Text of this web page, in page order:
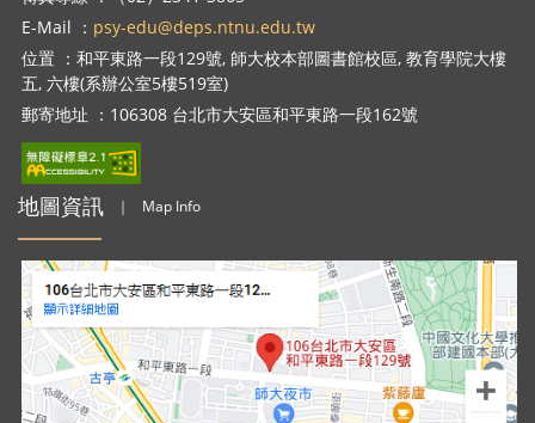
E-Mail ： psy-edu@deps.ntnu.edu.tw
位置 ：和平東路一段129號, 師大校本部圖書館校區, 教育學院大樓
五, 六樓(系辦公室5樓519室)
郵寄地址 ：106308 台北市大安區和平東路一段162號
地圖資訊 ｜ Map Info